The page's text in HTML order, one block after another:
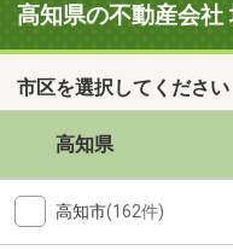
高知県の不動産会社
市区を選択してください
高知県
高知市(162件)